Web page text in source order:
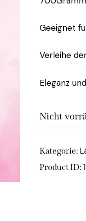
Geeignet
Verleihe
Eleganz
Nicht
Kategorie:
Product ID: